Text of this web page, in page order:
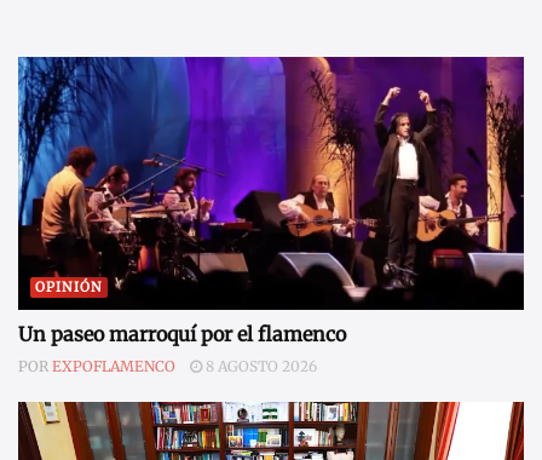
OPINIÓN
Un paseo marroquí por el flamenco
POR EXPOFLAMENCO 8 AGOSTO 2026